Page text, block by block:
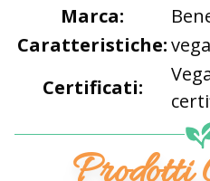
Marca:
Caratteristiche:
Certificati: